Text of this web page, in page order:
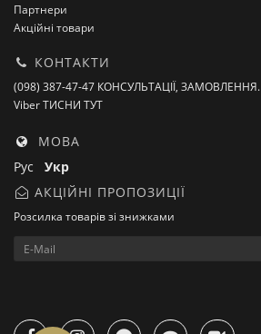
Партнери
Акційні товари
КОНТАКТИ
(098) 387-47-47 КОНСУЛЬТАЦІЇ, ЗАМОВЛЕННЯ.
Viber ТИСНИ ТУТ
МОВА
Рус Укр
АКЦІЙНІ ПРОПОЗИЦІЇ
Розсилка товарів зі знижками